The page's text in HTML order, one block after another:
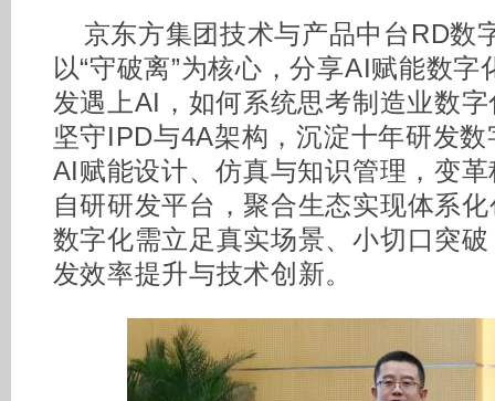
京东方集团技术与产品中台RD数
以“守破离”为核心，分享AI赋能数
发遇上AI，如何系统思考制造业数字
坚守IPD与4A架构，沉淀十年研发数
AI赋能设计、仿真与知识管理，变革
自研研发平台，聚合生态实现体系
数字化需立足真实场景、小切口突
发效率提升与技术创新。